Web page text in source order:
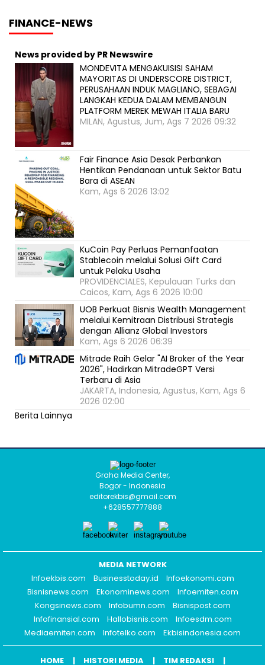
FINANCE-NEWS
News provided by PR Newswire
MONDEVITA MENGAKUISISI SAHAM
MAYORITAS DI UNDERSCORE DISTRICT,
PERUSAHAAN INDUK MAGLIANO, SEBAGAI
LANGKAH KEDUA DALAM MEMBANGUN
PLATFORM MEREK MEWAH ITALIA BARU
MILAN, Agustus, Jum, Ags 7 2026 09:32
Fair Finance Asia Desak Perbankan
Hentikan Pendanaan untuk Sektor Batu
Bara di ASEAN
Kam, Ags 6 2026 13:02
KuCoin Pay Perluas Pemanfaatan
Stablecoin melalui Solusi Gift Card
untuk Pelaku Usaha
PROVIDENCIALES, Kepulauan Turks dan
Caicos, Kam, Ags 6 2026 10:00
UOB Perkuat Bisnis Wealth Management
melalui Kemitraan Distribusi Strategis
dengan Allianz Global Investors
Kam, Ags 6 2026 06:39
Mitrade Raih Gelar "AI Broker of the Year
2026", Hadirkan MitradeGPT Versi
Terbaru di Asia
JAKARTA, Indonesia, Agustus, Kam, Ags 6
2026 02:00
Berita Lainnya
Graha Media Center,
Bogor - Indonesia
editorekbis@gmail.com
+628557777888
MEDIA NETWORK
Infoekbis.com
Businesstoday.id
Infoekonomi.com
Bisnisnews.com
Ekonominews.com
Infoemiten.com
Kongsinews.com
Infobumn.com
Bisnispost.com
Infofinansial.com
Hallobisnis.com
Infoesdm.com
Mediaemiten.com
Infotelko.com Ekbisindonesia.com
HOME HISTORI MEDIA TIM REDAKSI